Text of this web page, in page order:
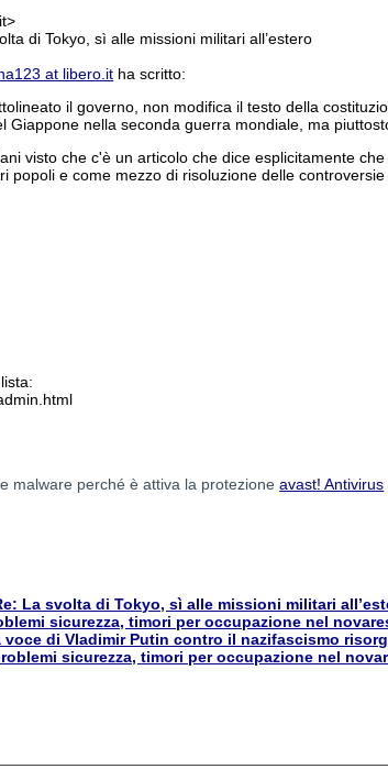
di Tokyo, sì alle missioni militari all’estero
at libero.it ha scritto:
il governo, non modifica il testo della
Giappone nella seconda guerra mondiale, ma
visto che c'è un articolo che dice esplicitamente che
popoli e come mezzo di risoluzione delle
malware perché è attiva la protezioneavast! Antivirus
La svolta di Tokyo, sì alle missioni militari
sicurezza, timori per occupazione nel
voce di Vladimir Putin contro il nazifascismo
sicurezza, timori per occupazione nel